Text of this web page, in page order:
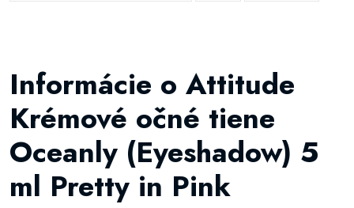
Informácie o Attitude
Krémové očné tiene
Oceanly (Eyeshadow) 5
ml Pretty in Pink